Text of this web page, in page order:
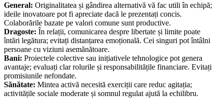
General: Originalitatea și gândirea alternativă vă fac utili în echipă;
ideile inovatoare pot fi apreciate dacă le prezentați concis.
Colaborările bazate pe valori comune sunt productive.
Dragoste: În relații, comunicarea despre libertate și limite poate
întări legătura; evitați distanțarea emoțională. Cei singuri pot întâlni
persoane cu viziuni asemănătoare.
Bani: Proiectele colective sau inițiativele tehnologice pot genera
avantaje; evaluați clar rolurile și responsabilitățile financiare. Evitați
promisiunile nefondate.
Sănătate: Mintea activă necesită exerciții care reduc agitația;
activitățile sociale moderate și somnul regulat ajută la echilibru.